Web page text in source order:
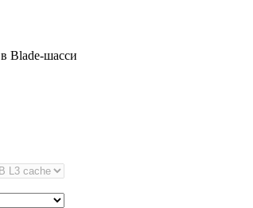
Blade-шасси